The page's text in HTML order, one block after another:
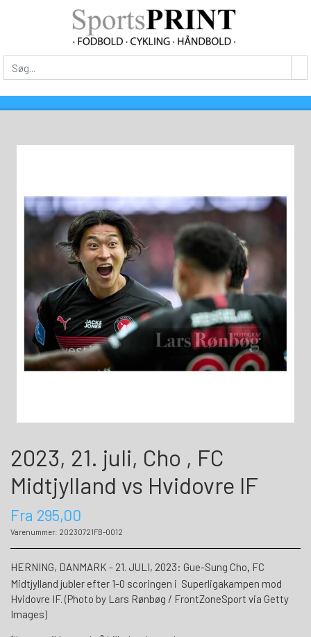
2023, 21. juli, Cho , FC
Midtjylland vs Hvidovre IF
Fra 295,00
Varenummer: 20230721FB-0012
HERNING, DANMARK - 21. JULI, 2023: Gue-Sung Cho, FC
Midtjylland jubler efter 1-0 scoringen i Superligakampen mod
Hvidovre IF. (Photo by Lars Rønbøg / FrontZoneSport via Getty
Images)